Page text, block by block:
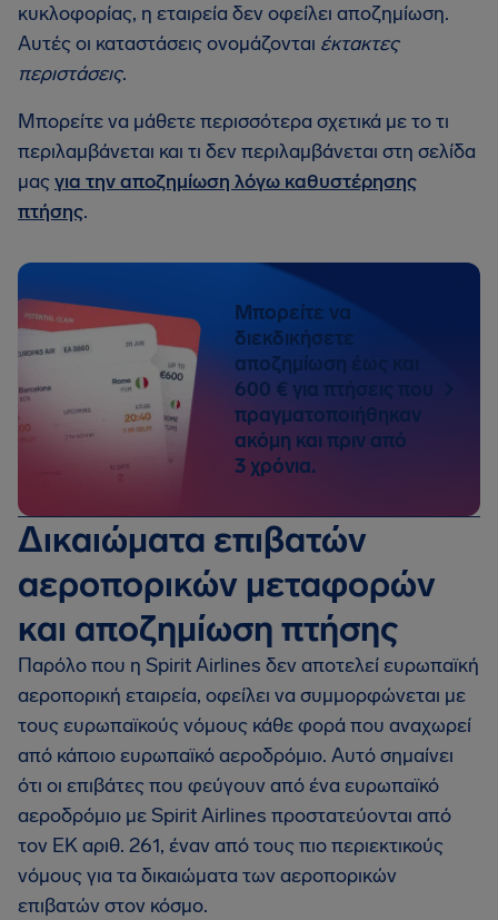
κυκλοφορίας, η εταιρεία δεν οφείλει αποζημίωση.
Αυτές οι καταστάσεις ονομάζονται έκτακτες
περιστάσεις.
Μπορείτε να μάθετε περισσότερα σχετικά με το τι
περιλαμβάνεται και τι δεν περιλαμβάνεται στη σελίδα
μαςγια την αποζημίωση λόγω καθυστέρησης
πτήσης.
Μπορείτε να
διεκδικήσετε
αποζημίωση έως και
600 € για πτήσεις που
πραγματοποιήθηκαν
ακόμη και πριν από
3 χρόνια.
Δικαιώματα επιβατών
αεροπορικών μεταφορών
και αποζημίωση πτήσης
Παρόλο που η Spirit Airlines δεν αποτελεί ευρωπαϊκή
αεροπορική εταιρεία, οφείλει να συμμορφώνεται με
τους ευρωπαϊκούς νόμους κάθε φορά που αναχωρεί
από κάποιο ευρωπαϊκό αεροδρόμιο. Αυτό σημαίνει
ότι οι επιβάτες που φεύγουν από ένα ευρωπαϊκό
αεροδρόμιο με Spirit Airlines προστατεύονται από
τον ΕΚ αριθ. 261, έναν από τους πιο περιεκτικούς
νόμους για τα δικαιώματα των αεροπορικών
επιβατών στον κόσμο.